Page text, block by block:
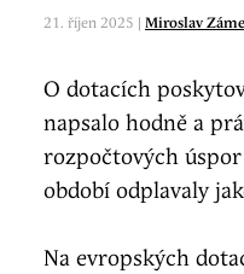
21. říjen 2025 | Miroslav
O dotacích
napsalo hodně a
rozpočtových
období odplavaly
Na evropských